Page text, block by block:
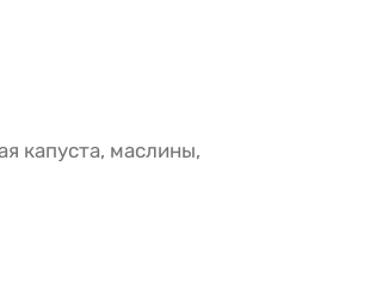
капуста, маслины,